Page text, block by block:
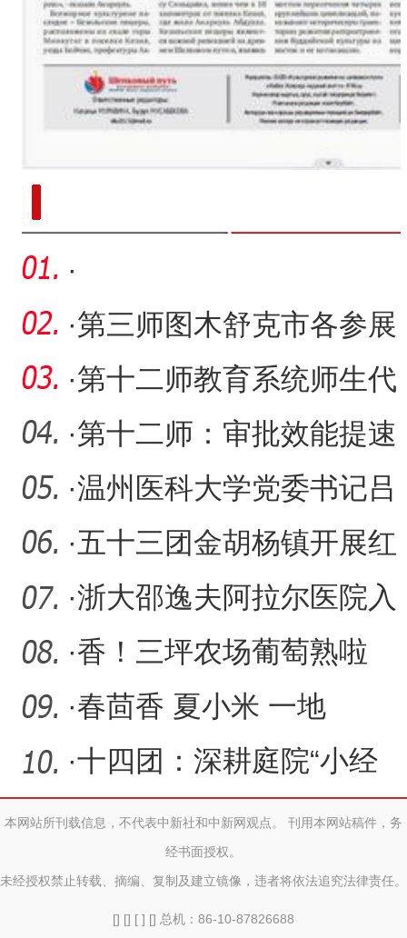
·
·第三师图木舒克市各参展
企业积极筹备喀交会
·第十二师教育系统师生代
表参加2024年青少年高校
科
·第十二师：审批效能提速
市场主体“增”势强
·温州医科大学党委书记吕
一军一行赴第一师医院调
研
·五十三团金胡杨镇开展红
色经典朗诵比赛
·浙大邵逸夫阿拉尔医院入
围国家级微创医学技术质
量
·香！三坪农场葡萄熟啦
·春茴香 夏小米 一地
多“金”稳增收
·十四团：深耕庭院“小经
济” 赋能乡村“大振兴”
本网站所刊载信息，不代表中新社和中新网观点。 刊用本网站稿件，务
经书面授权。
未经授权禁止转载、摘编、复制及建立镜像，违者将依法追究法律责任。
[] [] [ ] [] 总机：86-10-87826688